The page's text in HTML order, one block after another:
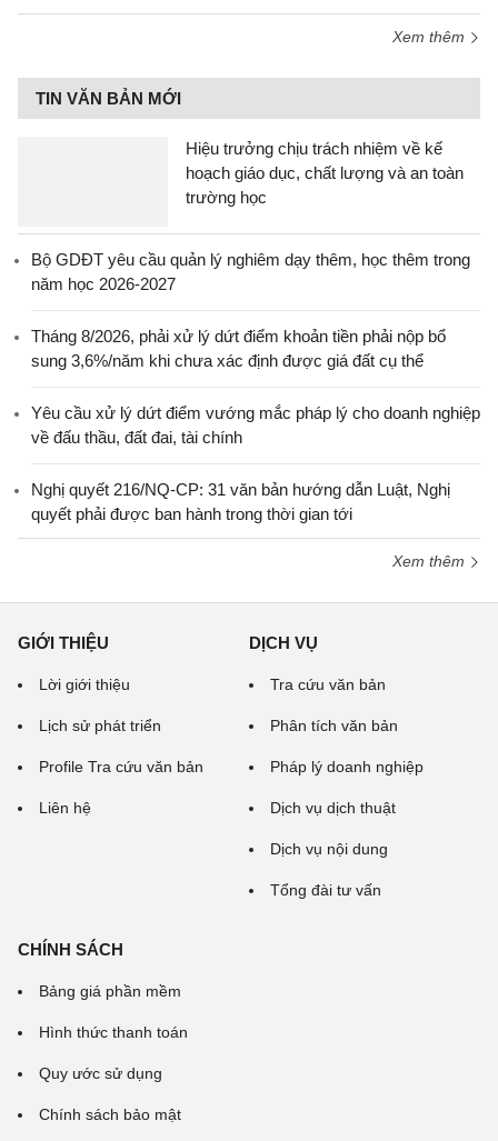
Xem thêm
TIN VĂN BẢN MỚI
Hiệu trưởng chịu trách nhiệm về kế
hoạch giáo dục, chất lượng và an toàn
trường học
Bộ GDĐT yêu cầu quản lý nghiêm dạy thêm, học thêm trong
năm học 2026-2027
Tháng 8/2026, phải xử lý dứt điểm khoản tiền phải nộp bổ
sung 3,6%/năm khi chưa xác định được giá đất cụ thể
Yêu cầu xử lý dứt điểm vướng mắc pháp lý cho doanh nghiệp
về đấu thầu, đất đai, tài chính
Nghị quyết 216/NQ-CP: 31 văn bản hướng dẫn Luật, Nghị
quyết phải được ban hành trong thời gian tới
Xem thêm
GIỚI THIỆU
Lời giới thiệu
Lịch sử phát triển
Profile Tra cứu văn bản
Liên hệ
DỊCH VỤ
Tra cứu văn bản
Phân tích văn bản
Pháp lý doanh nghiệp
Dịch vụ dịch thuật
Dịch vụ nội dung
Tổng đài tư vấn
CHÍNH SÁCH
Bảng giá phần mềm
Hình thức thanh toán
Quy ước sử dụng
Chính sách bảo mật